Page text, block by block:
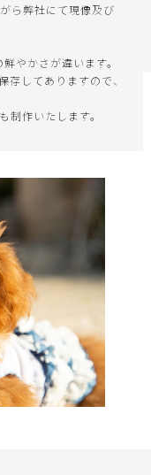
ら弊社にて現像及び
やかさが違います。
存してありますので、
制作いたします。